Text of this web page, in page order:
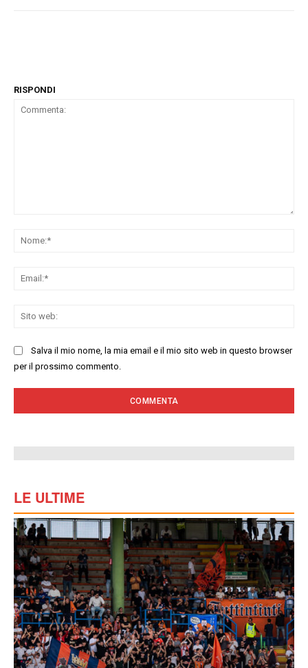
RISPONDI
Salva il mio nome, la mia email e il mio sito web in questo browser
per il prossimo commento.
LE ULTIME